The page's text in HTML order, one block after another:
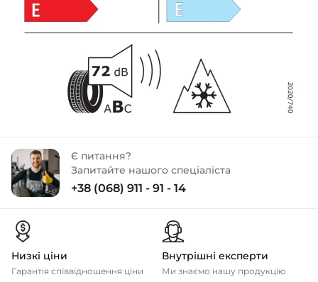
Є питання?
Запитайте нашого спеціаліста
+38 (068) 911 - 91 - 14
Низкі ціни
Гарантія співвідношення ціни
Внутрішні експерти
Ми знаємо нашу продукцію